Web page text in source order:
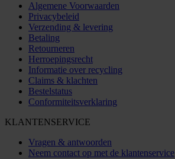
Algemene Voorwaarden
Privacybeleid
Verzending & levering
Betaling
Retourneren
Herroepingsrecht
Informatie over recycling
Claims & klachten
Bestelstatus
Conformiteitsverklaring
KLANTENSERVICE
Vragen & antwoorden
Neem contact op met de klantenservice